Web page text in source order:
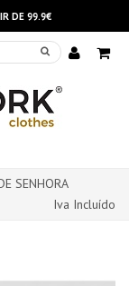
DE 99.9€
SENHORA
Iva Incluído